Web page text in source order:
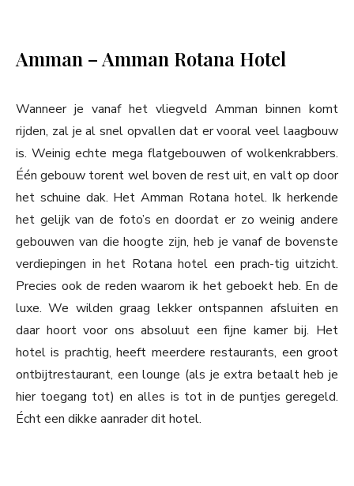
Amman – Amman Rotana Hotel
Wanneer je vanaf het vliegveld Amman binnen komt
rijden, zal je al snel opvallen dat er vooral veel laagbouw
is. Weinig echte mega flatgebouwen of wolkenkrabbers.
Één gebouw torent wel boven de rest uit, en valt op door
het schuine dak. Het Amman Rotana hotel. Ik herkende
het gelijk van de foto’s en doordat er zo weinig andere
gebouwen van die hoogte zijn, heb je vanaf de bovenste
verdiepingen in het Rotana hotel een prach-tig uitzicht.
Precies ook de reden waarom ik het geboekt heb. En de
luxe. We wilden graag lekker ontspannen afsluiten en
daar hoort voor ons absoluut een fijne kamer bij. Het
hotel is prachtig, heeft meerdere restaurants, een groot
ontbijtrestaurant, een lounge (als je extra betaalt heb je
hier toegang tot) en alles is tot in de puntjes geregeld.
Écht een dikke aanrader dit hotel.